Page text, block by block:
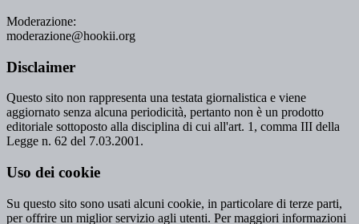
Moderazione:
moderazione@hookii.org
Disclaimer
Questo sito non rappresenta una testata giornalistica e viene
aggiornato senza alcuna periodicità, pertanto non è un prodotto
editoriale sottoposto alla disciplina di cui all'art. 1, comma III della
Legge n. 62 del 7.03.2001.
Uso dei cookie
Su questo sito sono usati alcuni cookie, in particolare di terze parti,
per offrire un miglior servizio agli utenti. Per maggiori informazioni